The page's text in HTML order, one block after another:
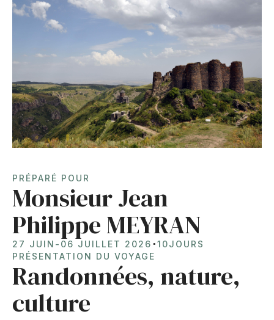
PRÉPARÉ POUR
Monsieur Jean
Philippe MEYRAN
27 JUIN - 06 JUILLET 2026 ⋅10JOURS
PRÉSENTATION DU VOYAGE
Randonnées, nature,
culture